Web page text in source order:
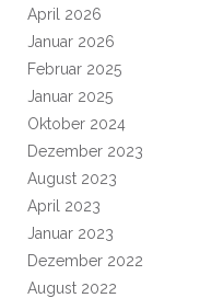
April 2026
Januar 2026
Februar 2025
Januar 2025
Oktober 2024
Dezember 2023
August 2023
April 2023
Januar 2023
Dezember 2022
August 2022